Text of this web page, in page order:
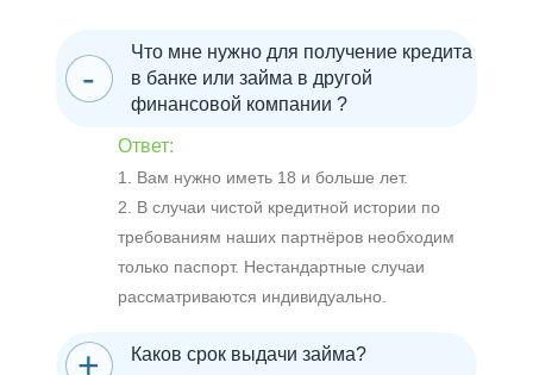
Что мне нужно для получение кредита
в банке или займа в другой
финансовой компании ?
Ответ:
1. Вам нужно иметь 18 и больше лет.
2. В случаи чистой кредитной истории по
требованиям наших партнёров необходим
только паспорт. Нестандартные случаи
рассматриваются индивидуально.
Каков срок выдачи займа?